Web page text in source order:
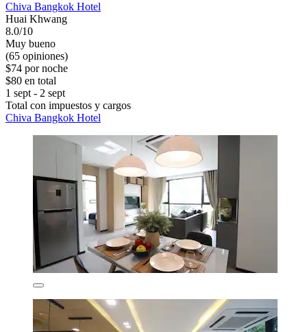
Chiva Bangkok Hotel
Huai Khwang
8.0/10
Muy bueno
(65 opiniones)
$74 por noche
$80 en total
1 sept - 2 sept
Total con impuestos y cargos
Chiva Bangkok Hotel